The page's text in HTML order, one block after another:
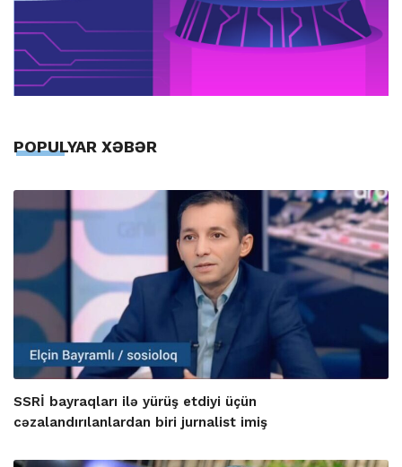
POPULYAR XƏBƏR
SSRİ bayraqları ilə yürüş etdiyi üçün
cəzalandırılanlardan biri jurnalist imiş